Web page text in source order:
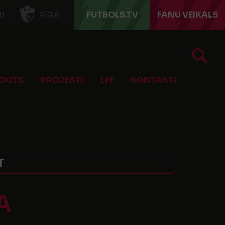
RĪGA FUTBOLS.TV FANU VEIKALS
PROJEKTI LFF KONTAKTI